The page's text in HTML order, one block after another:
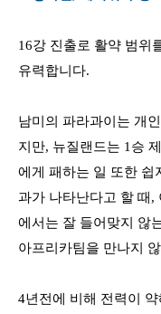
16강 진출로 활약 범위
유력합니다.
남미의 파라과이는 개
지만, 뉴질랜드는 1 승
에게 패하는 일 또한 쉽
과가 나타난다고 할 때 ,
에서는 잘 들어맞지 않
아프리카팀을 만나지
4년전에 비해 전력이